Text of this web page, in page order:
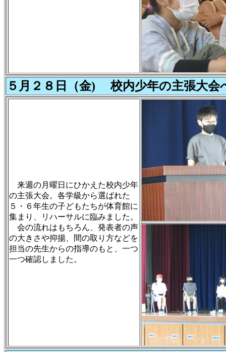
５月２８日（金) 校内少年の主張大会
来週の月曜日にひかえた校内少年
の主張大会。各学級から選ばれた
５・６年生の子どもたちが体育館に
集まり、リハーサルに臨みました。
会の流れはもちろん、発表者の声
の大きさや抑揚、間の取り方などを
担当の先生からの指導のもと、一つ
一つ確認しました。